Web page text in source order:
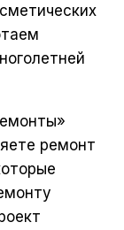
ремонт